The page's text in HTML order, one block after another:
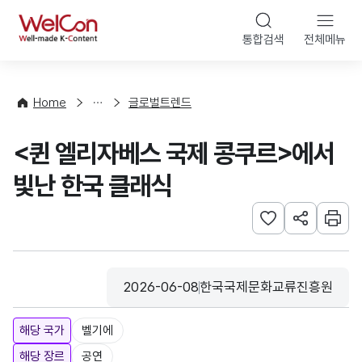
WelCon 통합검색 전체메뉴
Home
향
계
글로벌트렌드
<퀸 엘리자베스 국제 콩쿠르>에서
빛난 한국 클래식
관심사 등록하기
URL 공유하
인쇄
등록일
2026-06-08
수집기관
한국국제문화교류진흥원
해당 국가
벨기에
해당 장르
공연